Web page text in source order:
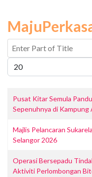
Display #
Pusat Kitar Semula
Sepenuhnya di Kampung
Majlis Pelancaran
Selangor 2026
Operasi Bersepadu
Aktiviti Perlombongan